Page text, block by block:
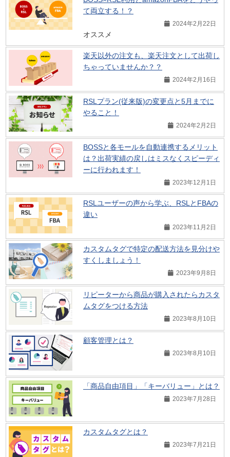
て両立する！？
2024年2月22日
オススメ
楽天以外の注文も、楽天注文として出荷し
ちゃっていませんか？？
2024年2月16日
RSLプラン(従来版)の変更点と5月までに
やること！
2024年2月2日
BOSSと各モールを自動連携するメリット
は？出荷実績の戻しはミスなくスピーディ
ーに行われます！
2023年12月1日
RSLユーザーの声から学ぶ、RSLとFBAの
違い
2023年11月2日
カスタムタグで特定の配送方法を見分けや
すくしましょう！
2023年9月8日
リピーターから商品が購入されたらカスタ
ムタグをつける方法
2023年8月10日
顧客管理とは？
2023年8月10日
「商品自由項目」「キーバリュー」とは？
2023年7月28日
カスタムタグとは？
2023年7月21日